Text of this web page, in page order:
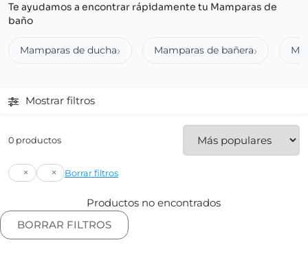
Te ayudamos a encontrar rápidamente tu Mamparas de
baño
Mamparas de ducha Mamparas de bañera
Mostrar filtros
0 productos
× × Borrar filtros
Productos no encontrados
BORRAR FILTROS